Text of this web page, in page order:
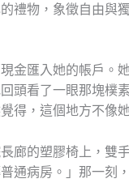
禮物，象徵自由與
金匯入她的帳戶。
頭看了一眼那塊樸
得，這個地方不像
廊的塑膠椅上，雙
通病房。」那一刻